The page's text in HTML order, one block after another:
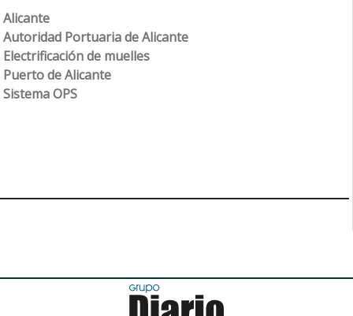
Alicante
Autoridad Portuaria de Alicante
Electrificación de muelles
Puerto de Alicante
Sistema OPS